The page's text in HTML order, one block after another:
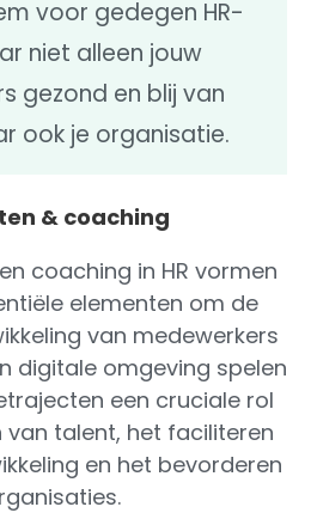
voor gedegen HR-
niet alleen jouw
gezond en blij van
ook je organisatie.
& coaching
coaching in HR vormen
elementen om de
van medewerkers
digitale omgeving spelen
een cruciale rol
talent, het faciliteren
en het bevorderen